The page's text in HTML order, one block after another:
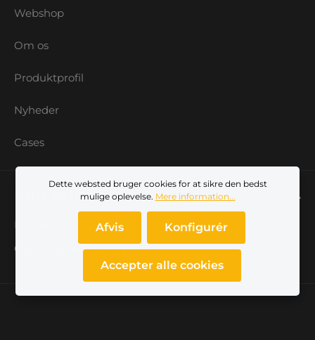
Webshop
Om os
Produktprofil
Nyheder
Cases
Min konto
Log ind
Opret dig som kunde
Dette websted bruger cookies for at sikre den bedst
mulige oplevelse. Mere information...
Afvis Konfigurér
Accepter alle cookies